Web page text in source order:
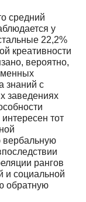
средний
у
22,2%
креативности
вероятно,
знаний с
заведениях
тот
вербальную
рангов
и социальной
обратную